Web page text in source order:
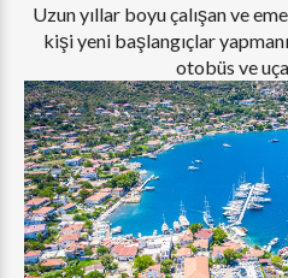
Uzun yıllar boyu çalışan ve
kişi yeni başlangıçlar
otobüs ve